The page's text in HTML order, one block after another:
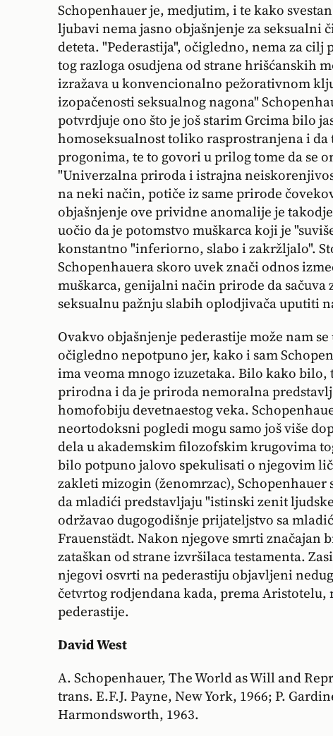
Schopenhauer je, medjutim, i te kako
ljubavi nema jasno objašnjenje za seksualni
deteta. "Pederastija", očigledno, nema za cilj
tog razloga osudjena od strane hrišćanskih
izražava u konvencionalno pežorativnom
izopačenosti seksualnog nagona"
potvrdjuje ono što je još starim Grcima bilo
homoseksualnost toliko rasprostranjena i
progonima, te to govori u prilog tome da se
"Univerzalna priroda i istrajna
na neki način, potiče iz same prirode
objašnjenje ove prividne anomalije je
uočio da je potomstvo muškarca koji je
konstantno "inferiorno, slabo i zakržljalo".
Schopenhauera skoro uvek znači odnos
muškarca, genijalni način prirode da sačuva
seksualnu pažnju slabih oplodjivača uputiti
Ovakvo objašnjenje pederastije može nam
očigledno nepotpuno jer, kako i sam
ima veoma mnogo izuzetaka. Bilo kako
prirodna i da je priroda nemoralna
homofobiju devetnaestog veka.
neortodoksni pogledi mogu samo još više
dela u akademskim filozofskim krugovima
bilo potpuno jalovo spekulisati o njegovim
zakleti mizogin (ženomrzac), Schopenhauer
da mladići predstavljaju "istinski zenit
održavao dugogodišnje prijateljstvo sa
Frauenstädt. Nakon njegove smrti značajan
zataškan od strane izvršilaca testamenta.
njegovi osvrti na pederastiju objavljeni
četvrtog rodjendana kada, prema Aristotelu,
pederastije.
David West
A. Schopenhauer, The World as Will and
trans. E.F.J. Payne, New York, 1966; P.
Harmondsworth, 1963.